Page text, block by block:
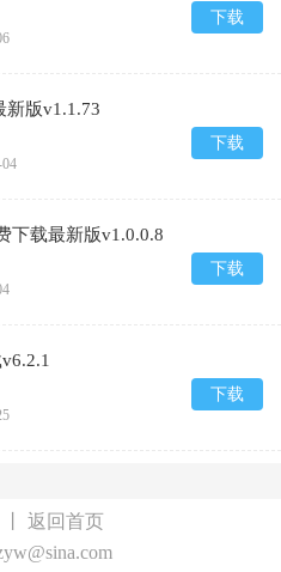
下载
新版v1.1.73
下载
下载最新版v1.0.0.8
下载
下载
返回首页